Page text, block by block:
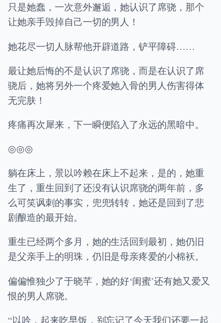
只是她蠢，一次意外邂逅，她认识了席骁，那个
让她亲手毁掉自己一切的男人！
她花尽一切人脉帮他开辟道路，铲平障碍……
最让她后悔的不是认识了席骁，而是在认识了席
骁后，她将另外一个疼爱她入骨的男人伤害得体
无完肤！
疼痛再次犀来，下一瞬便陷入了永远的黑暗中。
◎◎◎
躺在床上，景以吟赖在床上不起来，是的，她重
生了，重生回到了还没有认识席骁的两年前，多
么可笑讽刺的事实，兜兜转转，她还是回到了悲
剧酿造的最开始。
重生已经两个多月，她的生活回到最初，她仍旧
是父亲手上的明珠，仍旧是母亲疼爱的小棉袄。
偏偏惟独少了于晓芊，她的好‘闺蜜’还有她又爱又
恨的男人席骁。
“以吟，起来吃早饭，别忘记了今天我们还要一起